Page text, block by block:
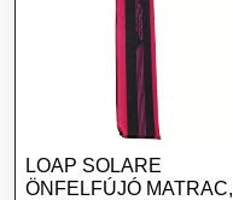
LOAP SOLARE
ÖNFELFÚJÓ MATRAC,